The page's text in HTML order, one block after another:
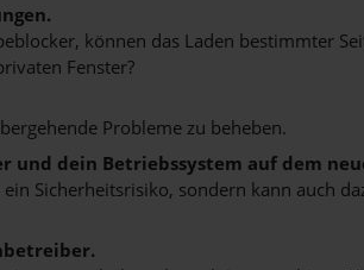
können das Laden bestimmter
Fenster?
Probleme zu beheben.
und dein Betriebssystem auf dem
Sicherheitsrisiko, sondern kann auch